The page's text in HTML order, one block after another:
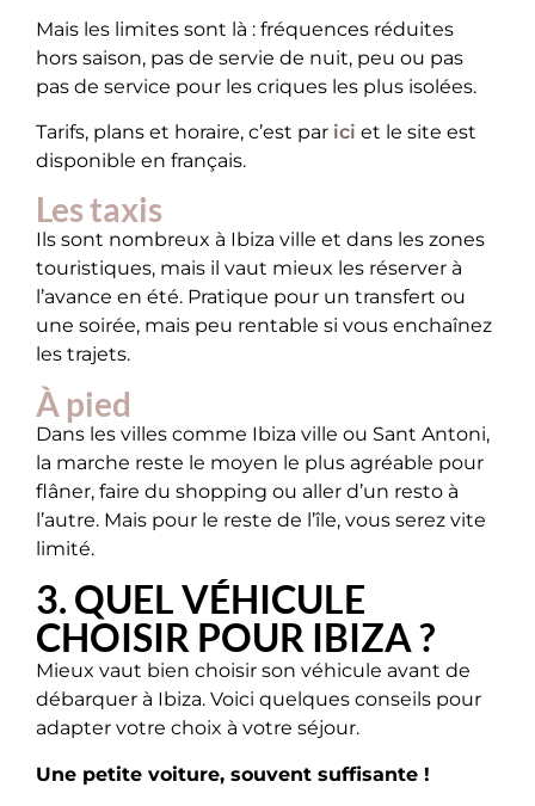
Mais les limites sont là : fréquences réduites
hors saison, pas de servie de nuit, peu ou pas
pas de service pour les criques les plus isolées.
Tarifs, plans et horaire, c’est par ici et le site est
disponible en français.
Les taxis
Ils sont nombreux à Ibiza ville et dans les zones
touristiques, mais il vaut mieux les réserver à
l’avance en été. Pratique pour un transfert ou
une soirée, mais peu rentable si vous enchaînez
les trajets.
À pied
Dans les villes comme Ibiza ville ou Sant Antoni,
la marche reste le moyen le plus agréable pour
flâner, faire du shopping ou aller d’un resto à
l’autre. Mais pour le reste de l’île, vous serez vite
limité.
3. QUEL VÉHICULE
CHOISIR POUR IBIZA ?
Mieux vaut bien choisir son véhicule avant de
débarquer à Ibiza. Voici quelques conseils pour
adapter votre choix à votre séjour.
Une petite voiture, souvent suffisante !